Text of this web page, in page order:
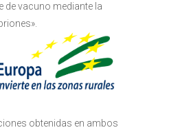
de vacuno mediante la
obtenidas en ambos